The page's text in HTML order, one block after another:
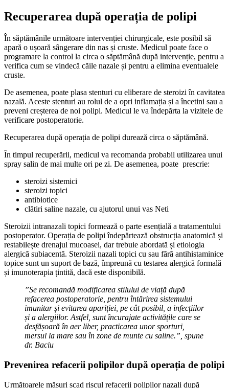
Recuperarea după operația de polipi
În săptămânile următoare intervenției chirurgicale, este posibil să
apară o ușoară sângerare din nas și cruste. Medicul poate face o
programare la control la circa o săptămână după intervenție, pentru a
verifica cum se vindecă căile nazale și pentru a elimina eventualele
cruste.
De asemenea, poate plasa stenturi cu eliberare de steroizi în cavitatea
nazală. Aceste stenturi au rolul de a opri inflamația și a încetini sau a
preveni creșterea de noi polipi. Medicul le va îndepărta la vizitele de
verificare postoperatorie.
Recuperarea după operația de polipi durează circa o săptămână.
În timpul recuperării, medicul va recomanda probabil utilizarea unui
spray salin de mai multe ori pe zi. De asemenea, poate prescrie:
steroizi sistemici
steroizi topici
antibiotice
clătiri saline nazale, cu ajutorul unui vas Neti
Steroizii intranazali topici formează o parte esențială a tratamentului
postoperator. Operația de polipi îndepărtează obstrucția anatomică și
restabilește drenajul mucoasei, dar trebuie abordată și etiologia
alergică subiacentă. Steroizii nazali topici cu sau fără antihistaminice
topice sunt un suport de bază, împreună cu testarea alergică formală
și imunoterapia țintită, dacă este disponibilă.
”Se recomandă modificarea stilului de viață după
refacerea postoperatorie, pentru întărirea sistemului
imunitar și evitarea apariției, pe cât posibil, a infecțiilor
și a alergiilor. Astfel, sunt încurajate activitățile care se
desfășoară în aer liber, practicarea unor sporturi,
mersul la mare sau în zone de munte cu saline.”, spune
dr. Baciu
Prevenirea refacerii polipilor după operația de polipi
Următoarele măsuri scad riscul refacerii polipilor nazali după